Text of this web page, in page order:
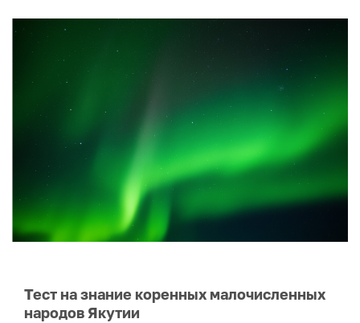
Тест на знание коренных малочисленных
народов Якутии